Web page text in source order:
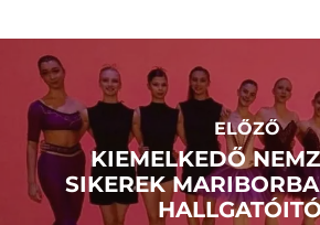
ELŐZŐ
KIEMELKEDŐ
SIKEREK